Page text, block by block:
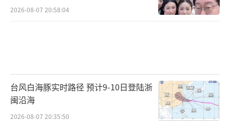
2026-08-07 20:58:04
台风白海豚实时路径 预计9-10日登陆浙
闽沿海
2026-08-07 20:35:50